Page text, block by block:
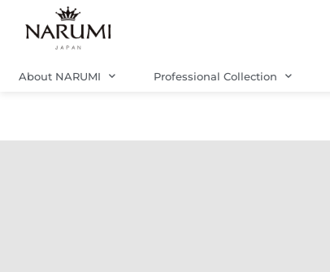
About NARUMI Professional Collection